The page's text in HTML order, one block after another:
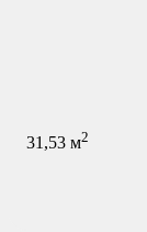
31,53 м2